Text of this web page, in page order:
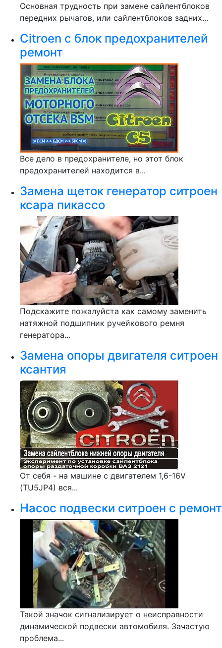
Основная трудность при замене сайлентблоков
передних рычагов, или сайлентблоков задних...
Citroen c блок предохранителей
ремонт
Все дело в предохранителе, но этот блок
предохранителей находится в...
Замена щеток генератор ситроен
ксара пикассо
Подскажите пожалуйста как самому заменить
натяжной подшипник ручейкового ремня
генератора...
Замена опоры двигателя ситроен
ксантия
От себя - на машине с двигателем 1,6-16V
(TU5JP4) вся...
Насос подвески ситроен с ремонт
Такой значок сигнализирует о неисправности
динамической подвески автомобиля. Зачастую
проблема...